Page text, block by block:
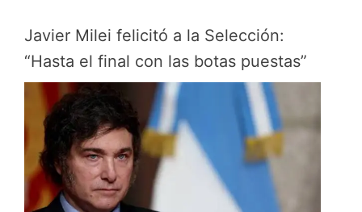
Javier Milei felicitó a la Selección:
“Hasta el final con las botas puestas”